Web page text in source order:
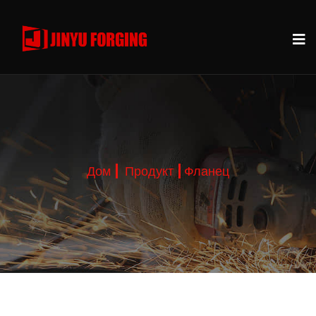
Дом Продукт Фланец